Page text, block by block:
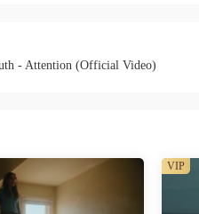
- Attention (Official Video)
VIP